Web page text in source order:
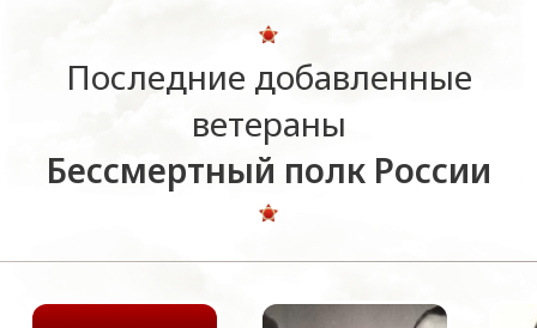
Последние добавленные
ветераны
Бессмертный полк России